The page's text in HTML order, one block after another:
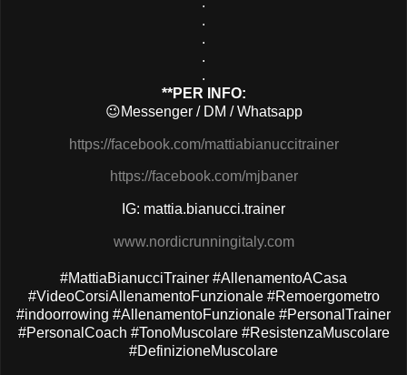
.
.
.
.
**PER INFO:
😉Messenger / DM / Whatsapp
https://facebook.com/mattiabianuccitrainer
https://facebook.com/mjbaner
IG: mattia.bianucci.trainer
www.nordicrunningitaly.com
#MattiaBianucciTrainer #AllenamentoACasa
#VideoCorsiAllenamentoFunzionale #Remoergometro
#indoorrowing #AllenamentoFunzionale #PersonalTrainer
#PersonalCoach #TonoMuscolare #ResistenzaMuscolare
#DefinizioneMuscolare